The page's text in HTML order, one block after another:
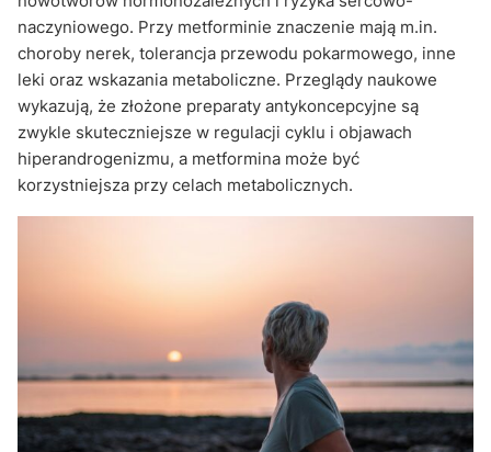
naczyniowego. Przy metforminie znaczenie mają m.in.
choroby nerek, tolerancja przewodu pokarmowego, inne
leki oraz wskazania metaboliczne. Przeglądy naukowe
wykazują, że złożone preparaty antykoncepcyjne są
zwykle skuteczniejsze w regulacji cyklu i objawach
hiperandrogenizmu, a metformina może być
korzystniejsza przy celach metabolicznych.